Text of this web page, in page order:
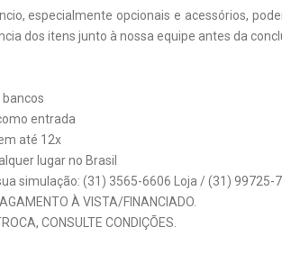
especialmente opcionais e acessórios,
dos itens junto à nossa equipe antes da
entrada
até 12x
lugar no Brasil
simulação: (31) 3565-6606 Loja / (31) 99725-
À VISTA/FINANCIADO.
CONSULTE CONDIÇÕES.